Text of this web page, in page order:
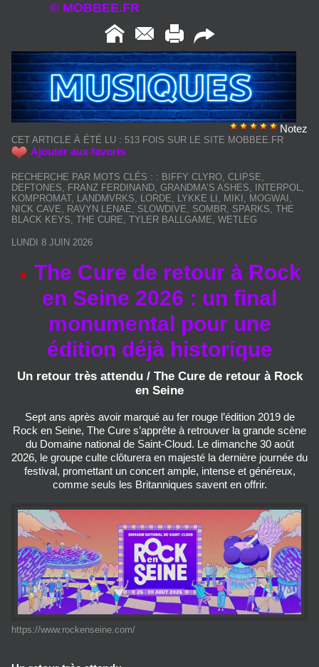
© MOBBEE.FR
Notez
CET ARTICLE À ÉTÉ LU : 513 FOIS SUR LE SITE MOBBEE.FR
Ajouter aux favoris
RECHERCHE PAR MOTS CLÉS : : BIFFY CLYRO CLIPSE
DEFTONES
FRANZ FERDINAND GRANDMA’S ASHES INTERPOL
KOMPROMAT, LANDMVRKS LORDE LYKKE LI MIKI MOGWAI
NICK CAVE
RAVYN LENAE SLOWDIVE SOMBR SPARKS THE
BLACK KEYS THE CURE TYLER BALLGAME WETLEG
LUNDI 8 JUIN 2026
The Cure de retour à Rock
en Seine 2026 : un final
monumental pour une
édition déjà historique
Un retour très attendu / The Cure de retour à Rock
en Seine
Sept ans après avoir marqué au fer rouge l’édition 2019 de
Rock en Seine, The Cure s’apprête à retrouver la grande scène
du Domaine national de Saint-Cloud. Le dimanche 30 août
2026, le groupe culte clôturera en majesté la dernière journée du
festival, promettant un concert ample, intense et généreux,
comme seuls les Britanniques savent en offrir.
https://www.rockenseine.com/